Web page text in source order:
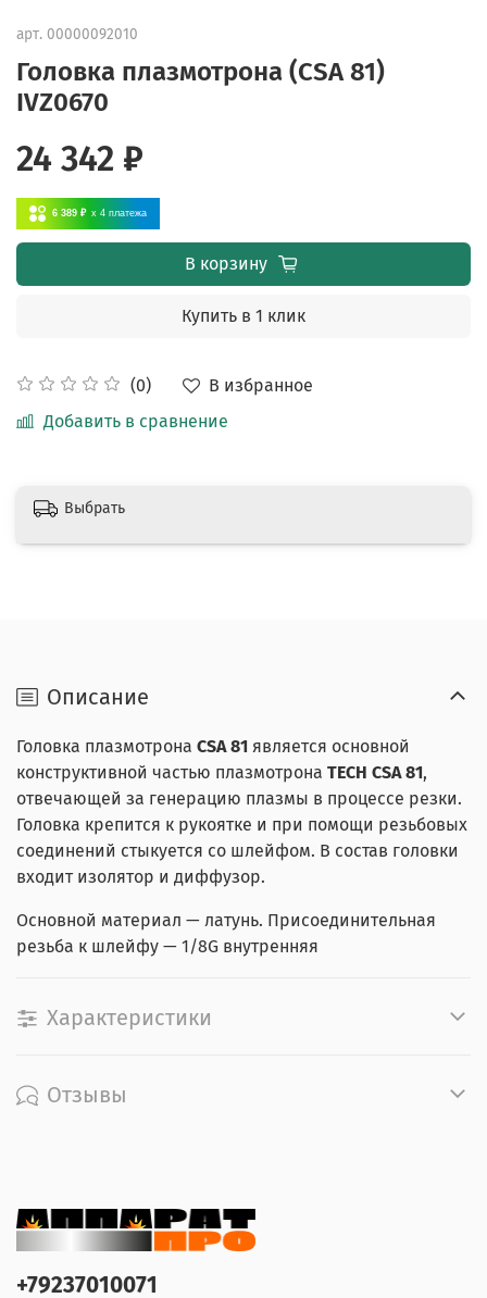
арт. 00000092010
Головка плазмотрона (CSA 81)
IVZ0670
(0)
В избранное
Добавить в сравнение
24 342 ₽
6 389 ₽ x 4 платежа
В корзину
Купить в 1 клик
Выбрать
Описание
Головка плазмотрона CSA 81 является основной
конструктивной частью плазмотрона TECH CSA 81,
отвечающей за генерацию плазмы в процессе резки.
Головка крепится к рукоятке и при помощи резьбовых
соединений стыкуется со шлейфом. В состав головки
входит изолятор и диффузор.
Основной материал — латунь. Присоединительная
резьба к шлейфу — 1/8G внутренняя
Характеристики
Отзывы
+79237010071